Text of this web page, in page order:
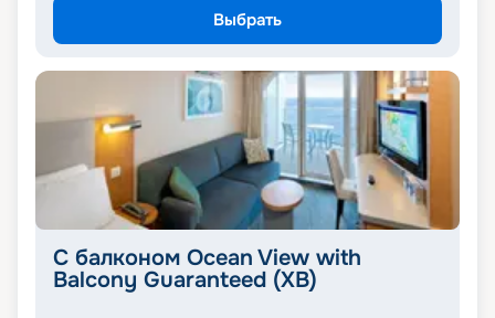
Выбрать
С балконом Ocean View with
Balcony Guaranteed (XB)